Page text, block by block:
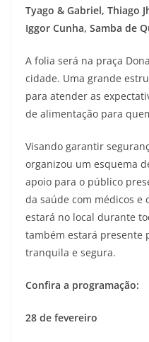
Tyago & Gabriel, Thiago
Iggor Cunha, Samba de
A folia será na praça
cidade. Uma grande
para atender as
de alimentação para
Visando garantir
organizou um esquema
apoio para o público
da saúde com médicos e
estará no local durante
também estará presente
tranquila e segura.
Confira a programação:
28 de fevereiro